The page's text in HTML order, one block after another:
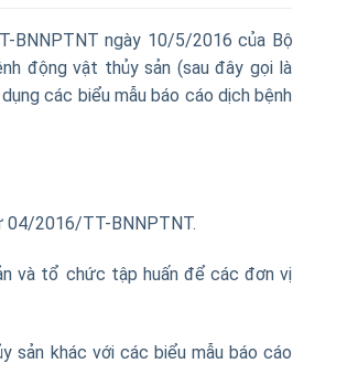
ngày 10/5/2016 của Bộ
động vật thủy sản (sau đây gọi là
các biểu mẫu báo cáo dịch bệnh
04/2016/TT-BNNPTNT.
và tổ chức tập huấn để các đơn vị
sản khác với các biểu mẫu báo cáo